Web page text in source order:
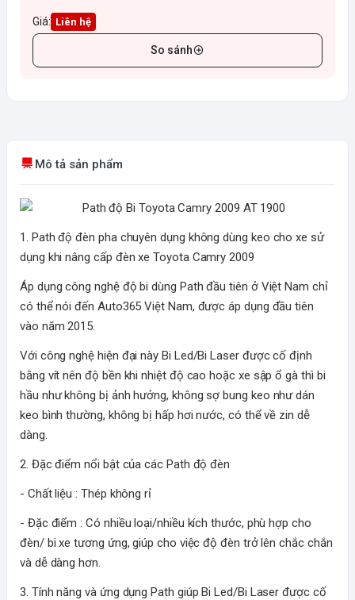
Giá: Liên hệ
So sánh
Mô tả sản phẩm
1. Path độ đèn pha chuyên dụng không dùng keo cho xe sử
dụng khi nâng cấp đèn xe Toyota Camry 2009
Áp dụng công nghệ độ bi dùng Path đầu tiên ở Việt Nam chỉ
có thể nói đến Auto365 Việt Nam, được áp dụng đầu tiên
vào năm 2015.
Với công nghệ hiện đại này Bi Led/Bi Laser được cố định
bằng vít nên độ bền khi nhiệt độ cao hoặc xe sập ổ gà thì bi
hầu như không bị ảnh hưởng, không sợ bung keo như dán
keo bình thường, không bị hấp hơi nước, có thể về zin dễ
dàng.
2. Đặc điểm nổi bật của các Path độ đèn
- Chất liệu : Thép không rỉ
- Đặc điểm : Có nhiều loại/nhiều kích thước, phù hợp cho
đèn/ bi xe tương ứng, giúp cho việc độ đèn trở lên chắc chắn
và dễ dàng hơn.
3. Tính năng và ứng dụng Path giúp Bi Led/Bi Laser được cố